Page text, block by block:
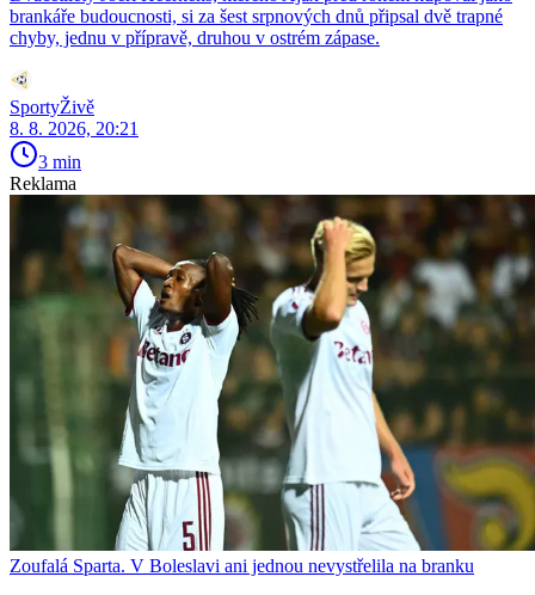
brankáře budoucnosti, si za šest srpnových dnů připsal dvě trapné
chyby, jednu v přípravě, druhou v ostrém zápase.
SportyŽivě
8. 8. 2026, 20:21
3 min
Reklama
Zoufalá Sparta. V Boleslavi ani jednou nevystřelila na branku